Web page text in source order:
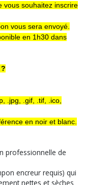
vous souhaitez inscrire
vous sera envoyé.
en 1h30 dans
.jpg, .gif, .tif, .ico,
en noir et blanc.
professionnelle de
encreur requis) qui
nettes et sèches